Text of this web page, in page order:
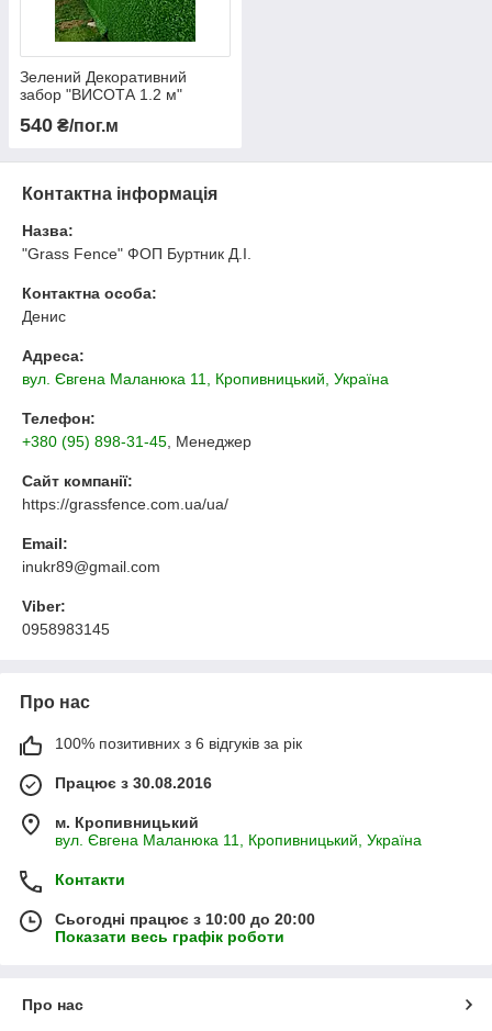
Зелений Декоративний
забор "ВИСОТА 1.2 м"
Огорожа, затіняюча сітка
540 ₴/пог.м
Контактна інформація
Назва:
"Grass Fence" ФОП Буртник Д.І.
Контактна особа:
Денис
Адреса:
вул. Євгена Маланюка 11, Кропивницький, Україна
Телефон:
+380 (95) 898-31-45 , Менеджер
Сайт компанії:
https://grassfence.com.ua/ua/
Email:
inukr89@gmail.com
Viber:
0958983145
Про нас
100% позитивних з 6 відгуків за рік
Працює з 30.08.2016
м. Кропивницький
вул. Євгена Маланюка 11, Кропивницький, Україна
Контакти
Сьогодні працює з 10:00 до 20:00
Показати весь графік роботи
Про нас